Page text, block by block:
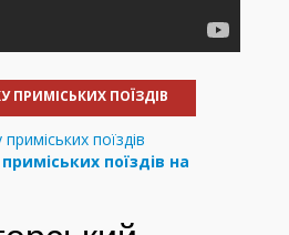
ПРИМІСЬКИХ ПОЇЗДІВ
поїздів на